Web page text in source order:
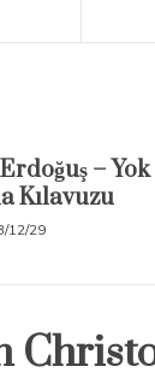
– Yok
Kılavuzu
12/29